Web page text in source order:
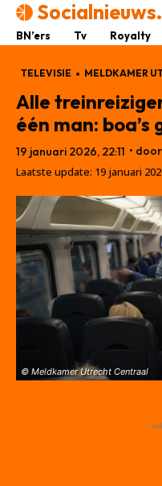
BN’ers Tv Royalty
TELEVISIE MELDKAMER
Alle
één man: boa’s
19 januari 2026, 22:11 • door
Laatste update: 19 januari
© Meldkamer Utrecht Centraal
-